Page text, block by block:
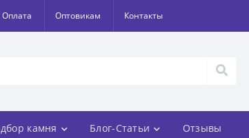
Оплата Оптовикам Контакты
камня Блог-Статьи Отзывы